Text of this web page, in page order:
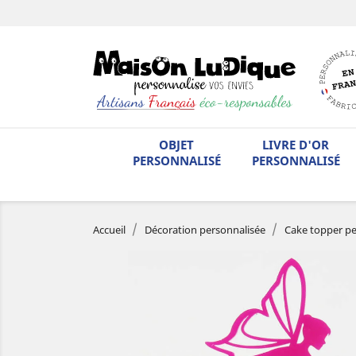
OBJET
PERSONNALISÉ
LIVRE D'OR
PERSONNALISÉ
Accueil Décoration personnalisée Cake topper